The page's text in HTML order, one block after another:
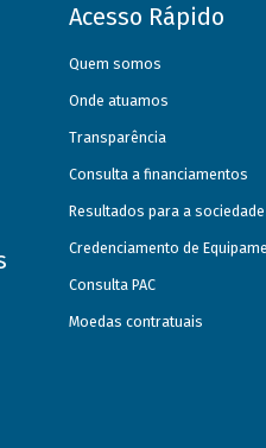
Acesso Rápido
Quem somos
Onde atuamos
Transparência
Consulta a financiamentos
Resultados para a sociedade
Credenciamento de
Consulta PAC
Moedas contratuais